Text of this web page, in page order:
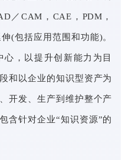
／CAM，CAE，PDM，
(包括应用范围和功能)。
，以提升创新能力为目
和以企业的知识型资产为
开发、生产到维护整个产
含针对企业“知识资源”的